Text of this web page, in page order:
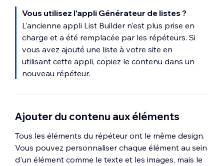
Vous utilisez l'appli Générateur de listes ?
L'ancienne appli List Builder n'est plus prise en
charge et a été remplacée par les répéteurs. Si
vous avez ajouté une liste à votre site en
utilisant cette appli, copiez le contenu dans un
nouveau répéteur.
Ajouter du contenu aux éléments
Tous les éléments du répéteur ont le même design.
Vous pouvez personnaliser chaque élément au sein
d'un élément comme le texte et les images, mais le